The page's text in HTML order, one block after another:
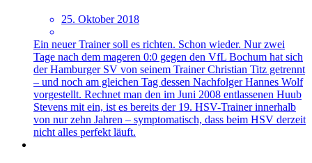
25. Oktober 2018
Ein neuer Trainer soll es richten. Schon wieder. Nur zwei
Tage nach dem mageren 0:0 gegen den VfL Bochum hat sich
der Hamburger SV von seinem Trainer Christian Titz getrennt
– und noch am gleichen Tag dessen Nachfolger Hannes Wolf
vorgestellt. Rechnet man den im Juni 2008 entlassenen Huub
Stevens mit ein, ist es bereits der 19. HSV-Trainer innerhalb
von nur zehn Jahren – symptomatisch, dass beim HSV derzeit
nicht alles perfekt läuft.